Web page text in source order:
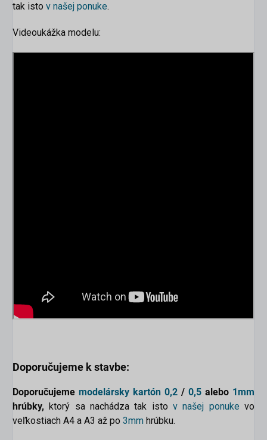
tak isto v našej ponuke.
Videoukážka modelu:
Doporučujeme k stavbe:
Doporučujeme modelársky kartón 0,2 / 0,5 alebo 1mm
hrúbky,ktorý sa nachádza tak istov našej ponuke vo
veľkostiach A4 a A3 až po 3mm hrúbku.